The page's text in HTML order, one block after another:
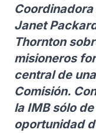
Janet
Thornton
misioneros
central de
Comisión.
la IMB sólo
oportunidad